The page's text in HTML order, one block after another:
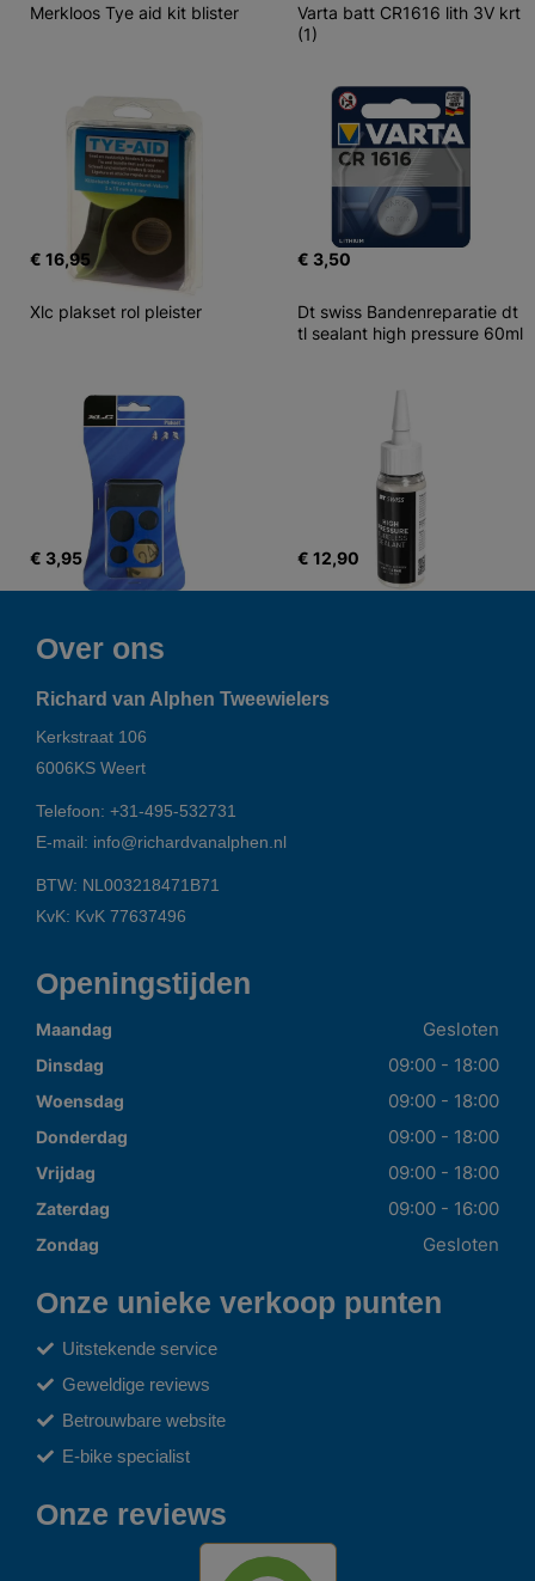
Merkloos Tye aid kit blister
€ 16,95
Varta batt CR1616 lith 3V krt
(1)
€ 3,50
Xlc plakset rol pleister
€ 3,95
Dt swiss Bandenreparatie dt
tl sealant high pressure 60ml
€ 12,90
Over ons
Richard van Alphen Tweewielers
Kerkstraat 106
6006KS Weert
Telefoon: +31-495-532731
E-mail: info@richardvanalphen.nl
BTW: NL003218471B71
KvK: KvK 77637496
Openingstijden
Maandag Gesloten
Dinsdag 09:00 - 18:00
Woensdag 09:00 - 18:00
Donderdag 09:00 - 18:00
Vrijdag 09:00 - 18:00
Zaterdag 09:00 - 16:00
Zondag Gesloten
Onze unieke verkoop punten
Uitstekende service
Geweldige reviews
Betrouwbare website
E-bike specialist
Onze reviews